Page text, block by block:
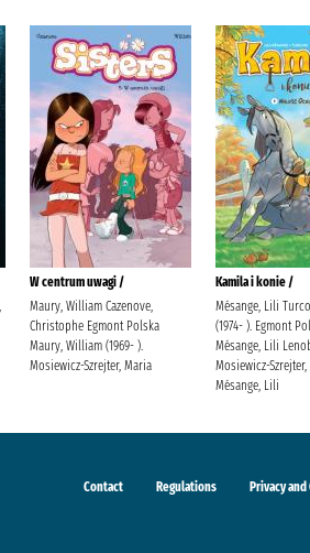
W centrum uwagi /
Maury, William Cazenove,
Christophe Egmont Polska
Maury, William (1969- ).
Mosiewicz-Szrejter, Maria
Kamila i konie /
Mésange, Lili
(1974- ). Egmont
Mésange, Lili
Mosiewicz-
Mésange, Lili
Contact Regulations Privacy